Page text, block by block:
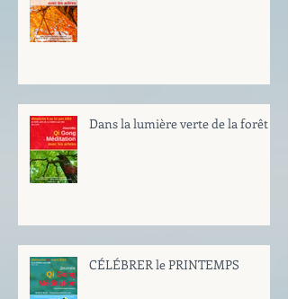
Dans la lumière verte de la forêt
CÉLÉBRER le PRINTEMPS